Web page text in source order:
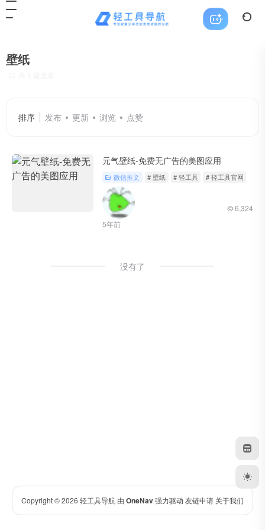
壁纸
排序 发布 更新 浏览 点赞
元气壁纸-免费无广告的美图应用
微信推文 # 壁纸 # 轻工具 # 轻工具官网
5年前
6,324
没有了
Copyright © 2026 轻工具导航 由 OneNav强力驱动 友链申请 关于我们